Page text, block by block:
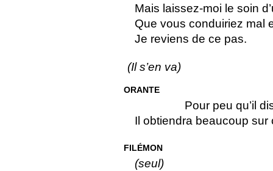
Mais laissez-moi le soin
Que vous conduiriez mal
Je reviens de ce pas.
(Il s’en va)
ORANTE
Pour peu qu’il
Il obtiendra beaucoup sur
FILÉMON
(seul)